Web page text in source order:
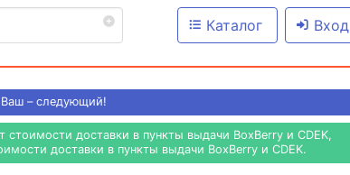
Каталог Вход
Ваш – следующий!
стоимости доставки в пункты выдачи BoxBerry и CDEK,
доставки в пункты выдачи BoxBerry и CDEK.